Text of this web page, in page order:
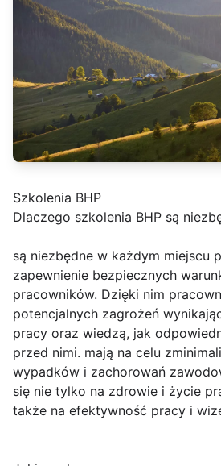
Szkolenia BHP
Dlaczego szkolenia BHP są
są niezbędne w każdym miejscu
zapewnienie bezpiecznych
pracowników. Dzięki nim
potencjalnych zagrożeń
pracy oraz wiedzą, jak
przed nimi. mają na celu
wypadków i zachorowań
się nie tylko na zdrowie i życie
także na efektywność pracy i